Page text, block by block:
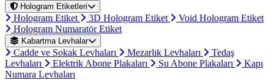
Hologram Etiketleri
Hologram Etiket 3D Hologram Etiket
Void Hologram Etiket
Hologram Numaratör Etiket
Kabartma Levhalar
Cadde ve Sokak Levhaları Mezarlık Levhaları
Tedaş
Levhaları
Elektrik Abone Plakaları Su Abone Plakaları
Kapı
Numara Levhaları